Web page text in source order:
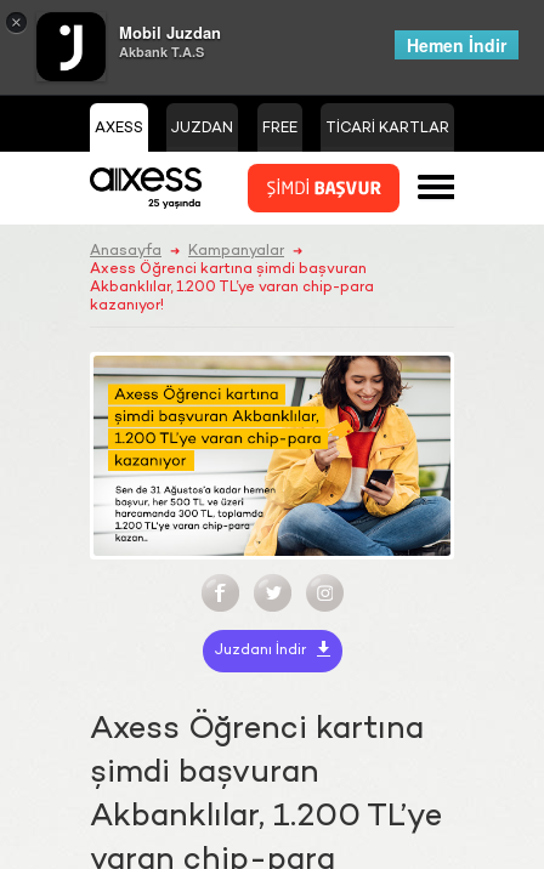
× Mobil Juzdan
Akbank T.A.S Hemen İndir
AXESS JUZDAN FREE TİCARİ KARTLAR
Anasayfa ➜ Kampanyalar ➜
Axess Öğrenci kartına şimdi başvuran
Akbanklılar, 1.200 TL’ye varan chip-para
kazanıyor!
Juzdanı İndir
Axess Öğrenci kartına
şimdi başvuran
Akbanklılar, 1.200 TL’ye